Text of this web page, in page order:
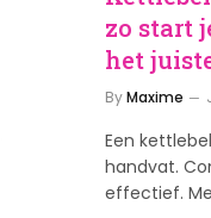
zo start
het
ByMaxime
Een
handvat.
effectief.